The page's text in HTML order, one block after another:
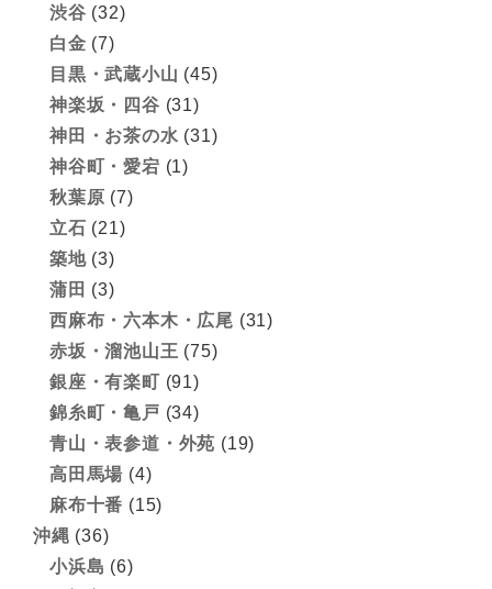
渋谷 (32)
白金 (7)
目黒・武蔵小山 (45)
神楽坂・四谷 (31)
神田・お茶の水 (31)
神谷町・愛宕 (1)
秋葉原 (7)
立石 (21)
築地(3)
蒲田 (3)
西麻布・六本木・広尾 (31)
赤坂・溜池山王 (75)
銀座・有楽町 (91)
錦糸町・亀戸 (34)
青山・表参道・外苑 (19)
高田馬場 (4)
麻布十番 (15)
沖縄 (36)
小浜島 (6)